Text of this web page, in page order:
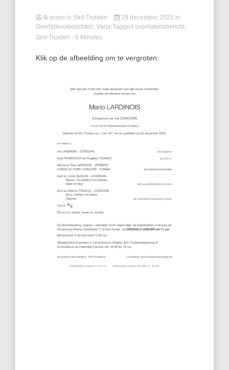
Ik woon in Sint-Truiden 29 december 2025 in
Overlijdensberichten, Varia Tagged overlijdensbericht,
Sint-Truiden - 0 Minutes
Klik op de afbeelding om te vergroten.